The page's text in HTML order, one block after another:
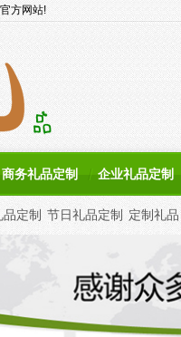
商务礼品定制 企业礼品定制
方网站!
品定制 节日礼品定制 定制礼品